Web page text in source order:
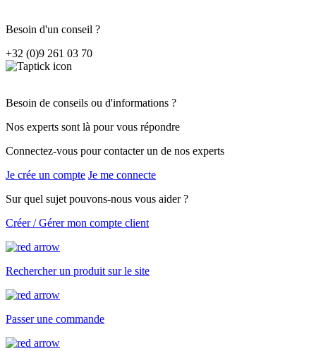
Besoin d'un conseil ?
+32 (0)9 261 03 70
Besoin de conseils ou d'informations ?
Nos experts sont là pour vous répondre
Connectez-vous pour contacter un de nos experts
Je crée un compte Je me connecte
Sur quel sujet pouvons-nous vous aider ?
Créer / Gérer mon compte client
Rechercher un produit sur le site
Passer une commande